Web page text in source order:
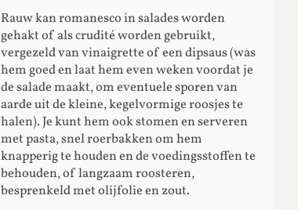
Rauw kan romanesco in salades worden
gehakt of als crudité worden gebruikt,
vergezeld van vinaigrette of een dipsaus (was
hem goed en laat hem even weken voordat je
de salade maakt, om eventuele sporen van
aarde uit de kleine, kegelvormige roosjes te
halen). Je kunt hem ook stomen en serveren
met pasta, snel roerbakken om hem
knapperig te houden en de voedingsstoffen te
behouden, of langzaam roosteren,
besprenkeld met olijfolie en zout.